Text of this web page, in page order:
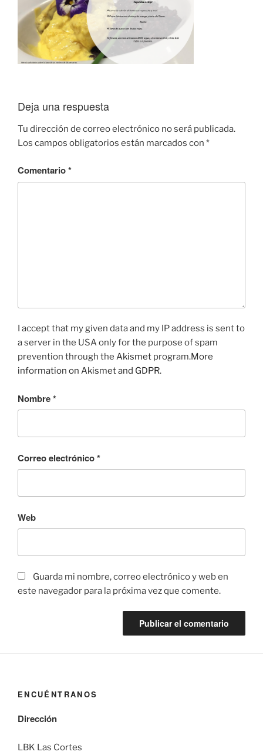
Deja una respuesta
Tu dirección de correo electrónico no será publicada.
Los campos obligatorios están marcados con *
Comentario*
I accept that my given data and my IP address is sent to
a server in the USA only for the purpose of spam
prevention through the Akismet program.More
information on Akismet and GDPR.
Nombre*
Correo electrónico*
Web
Guarda mi nombre, correo electrónico y web en
este navegador para la próxima vez que comente.
ENCUÉNTRANOS
Dirección
LBK Las Cortes